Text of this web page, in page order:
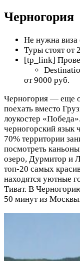
Черногория
Не нужна виза
Туры стоят от
[tp_link]
от 9000 руб.
Черногория — еще
поехать вместо
лоукостер
черногорский
70% территории
посмотреть
озеро, Дурмитор и
топ-20 самых
находятся уютные
Тиват. В
50 минут из Москвы.